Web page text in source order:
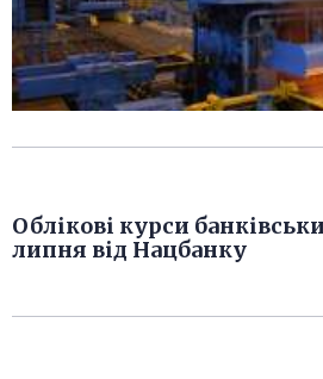
Облікові курси
липня від Нацбанку